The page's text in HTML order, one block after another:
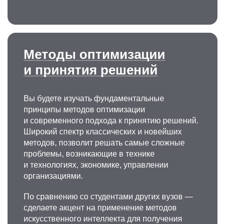
Методы оптимизации
и принятия решений
Вы будете изучать фундаментальные
принципы методов оптимизации
и современного подхода к принятию решений.
Широкий спектр классических и новейших
методов, позволит решать самые сложные
проблемы, возникающие в технике
и технологиях, экономике, управлении
организациями.
По сравнению со студентами других вузов —
сделаете акцент на применение методов
искусственного интеллекта для получения